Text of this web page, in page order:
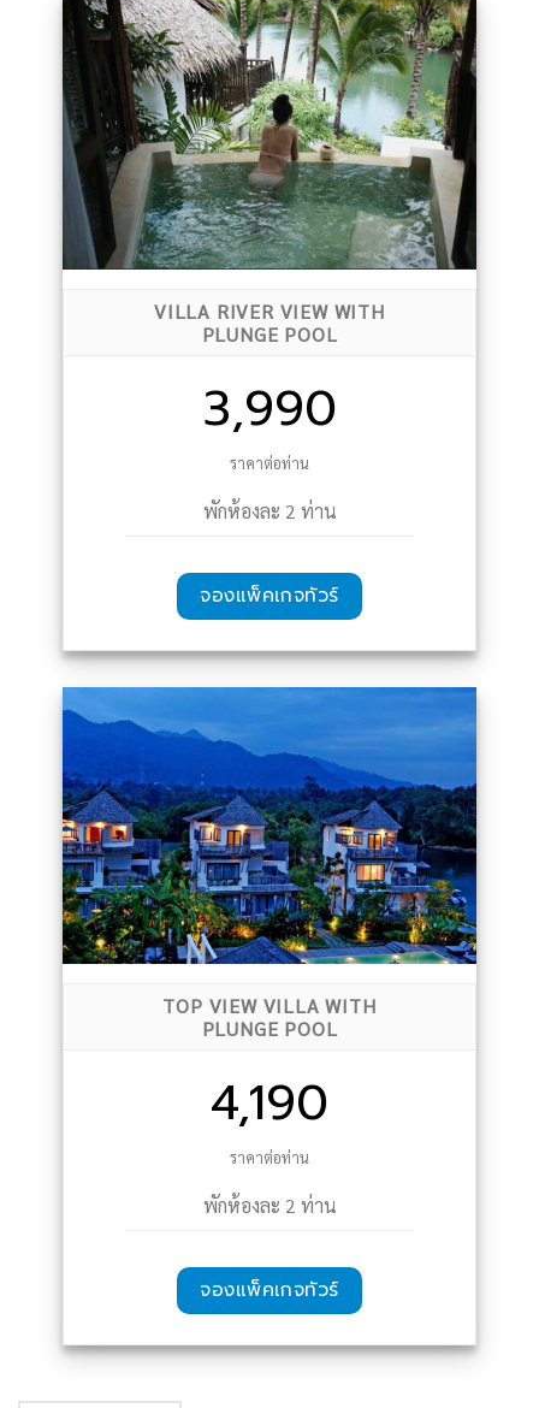
VILLA RIVER VIEW WITH
PLUNGE POOL
3,990
ราคาต่อท่าน
พักห้องละ 2 ท่าน
จองแพ็คเกจทัวร์
TOP VIEW VILLA WITH
PLUNGE POOL
4,190
ราคาต่อท่าน
พักห้องละ 2 ท่าน
จองแพ็คเกจทัวร์